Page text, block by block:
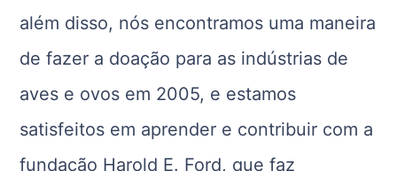
além disso, nós encontramos uma maneira
de fazer a doação para as indústrias de
aves e ovos em 2005, e estamos
satisfeitos em aprender e contribuir com a
fundação Harold E. Ford, que faz